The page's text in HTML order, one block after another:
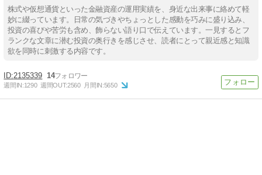
株式や仮想通貨といった金融資産の運用実績を、身近な出来事に絡めて軽
妙に綴っています。日常の気づきやちょっとした感動を巧みに盛り込み、
投資の喜びや苦労も含め、飾らない語り口で伝えています。一見するとフ
ランクな文章に潜む投資の奥行きを感じさせ、読者にとって親近感と知識
欲を同時に刺激する内容です。
2135339 14
週間IN:1290 週間OUT:2560 月間IN:5650